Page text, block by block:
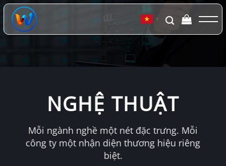
Chuyển
đến
dung
▼
NGHỆ THUẬT
Mỗi ngành nghề một nét đặc trưng. Mỗi
công ty một nhận diện thương hiệu riêng
biệt.